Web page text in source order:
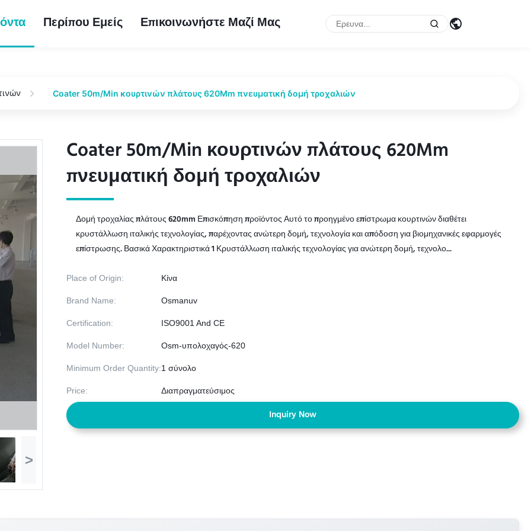
Περίπου Εμείς Επικοινωνήστε Μαζί Μας
Coater 50m/Min κουρτινών πλάτους 620Mm πνευματική δομή τροχαλιών
>
Coater 50m/Min κουρτινών πλάτους 620Mm
πνευματική δομή τροχαλιών
Coater 50m/Min κουρτινών πλάτους 620Mm
πνευματική δομή τροχαλιών
Δομή τροχαλίας πλάτους 620mm Επισκόπηση προϊόντος Αυτό το προηγμένο επίστρωμα κουρτινών διαθέτει
κρυστάλλωση ιταλικής τεχνολογίας, παρέχοντας ανώτερη δομή, τεχνολογία και απόδοση για βιομηχανικές εφαρμογές
επίστρωσης. Βασικά Χαρακτηριστικά 1 Κρυστάλλωση ιταλικής τεχνολογίας για ανώτερη δομή, τεχνολο...
Place of Origin: Κίνα
Brand Name: Osmanuv
Certification: ISO9001 And CE
Model Number: Osm-υπολοχαγός-620
Minimum Order Quantity:1 σύνολο
Price: Διαπραγματεύσιμος
Inquiry Now